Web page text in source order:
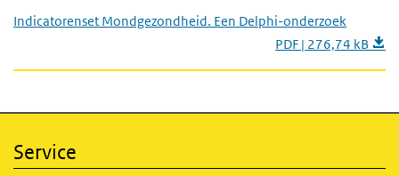
Indicatorenset Mondgezondheid. Een Delphi-onderzoek
PDF | 276,74 kB
Service